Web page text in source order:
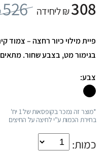
308₪ ליחידה 526
בגימור מט, בצבע שחור. מתאים
צבע:
*מוצר זה נמכר בקופסאות של 1 יח'
בחירת הכמות ע"י לחיצה על החיצים
כמות: